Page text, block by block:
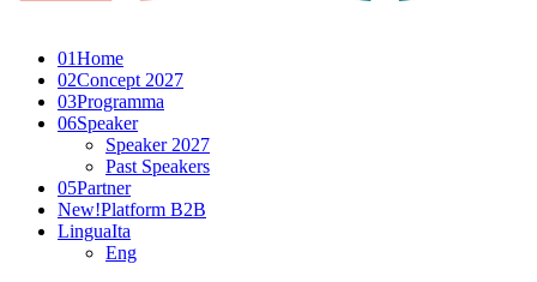
01Home
02Concept 2027
03Programma
06Speaker
Speaker 2027
Past Speakers
05Partner
New!Platform B2B
LinguaIta
Eng